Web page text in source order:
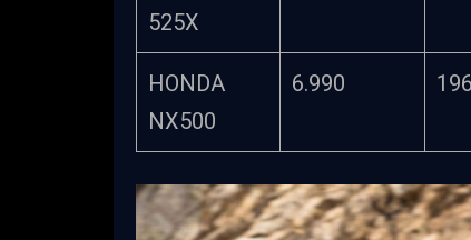
525X
HONDA
NX500
6.990 196